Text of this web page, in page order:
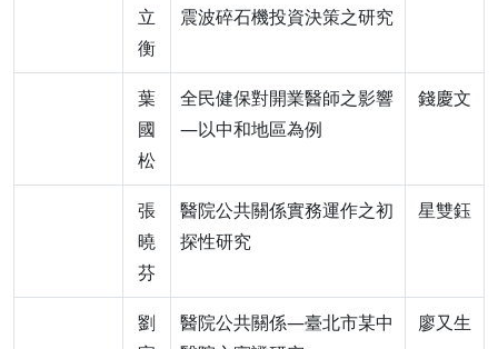
立
衡
震波碎石機投資決策之研究
葉
國
松
全民健保對開業醫師之影響
—以中和地區為例
錢慶文
張
曉
芬
醫院公共關係實務運作之初
探性研究
星雙鈺
劉
醫院公共關係—臺北市某中
廖又生